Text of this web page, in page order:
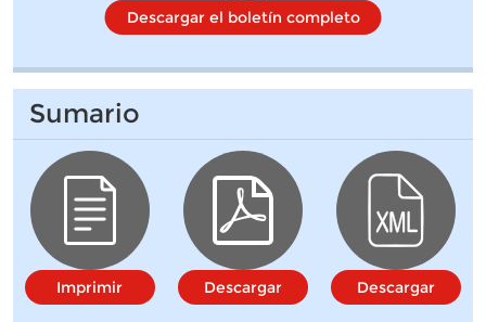
Descargar el boletín completo
Sumario
Imprimir Descargar Descargar